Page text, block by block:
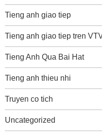
Tieng anh giao tiep
Tieng anh giao tiep tren
Tieng Anh Qua Bai Hat
Tieng anh thieu nhi
Truyen co tich
Uncategorized